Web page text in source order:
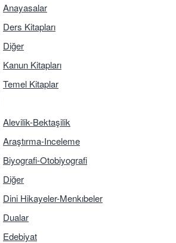
Anayasalar
Ders Kitapları
Diğer
Kanun Kitapları
Temel Kitaplar
Alevilik-Bektaşilik
Araştırma-Inceleme
Biyografi-Otobiyografi
Diğer
Dini Hikayeler-Menkıbeler
Dualar
Edebiyat